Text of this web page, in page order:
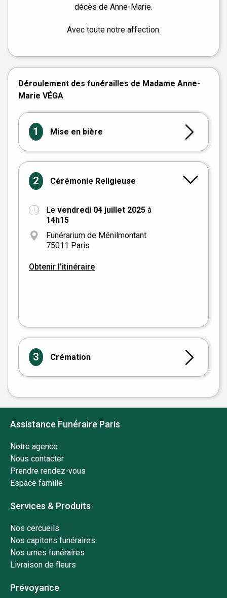
décès de Anne-Marie.
Avec toute notre affection.
Déroulement des funérailles de Madame Anne-
Marie VÉGA
1 Mise en bière
2 Cérémonie Religieuse
Le vendredi 04 juillet 2025 à
14h15
Funérarium de Ménilmontant
75011 Paris
Obtenir l'itinéraire
3 Crémation
Assistance Funéraire Paris
Notre agence
Nous contacter
Prendre rendez-vous
Espace famille
Services & Produits
Nos cercueils
Nos capitons funéraires
Nos urnes funéraires
Livraison de fleurs
Prévoyance